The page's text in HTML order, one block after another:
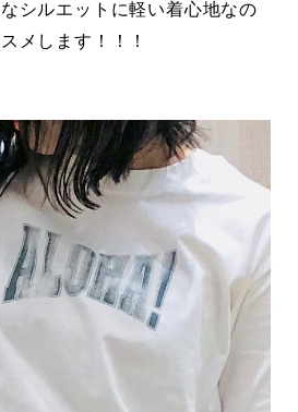
シルエットに軽い着心地なの
メします！！！